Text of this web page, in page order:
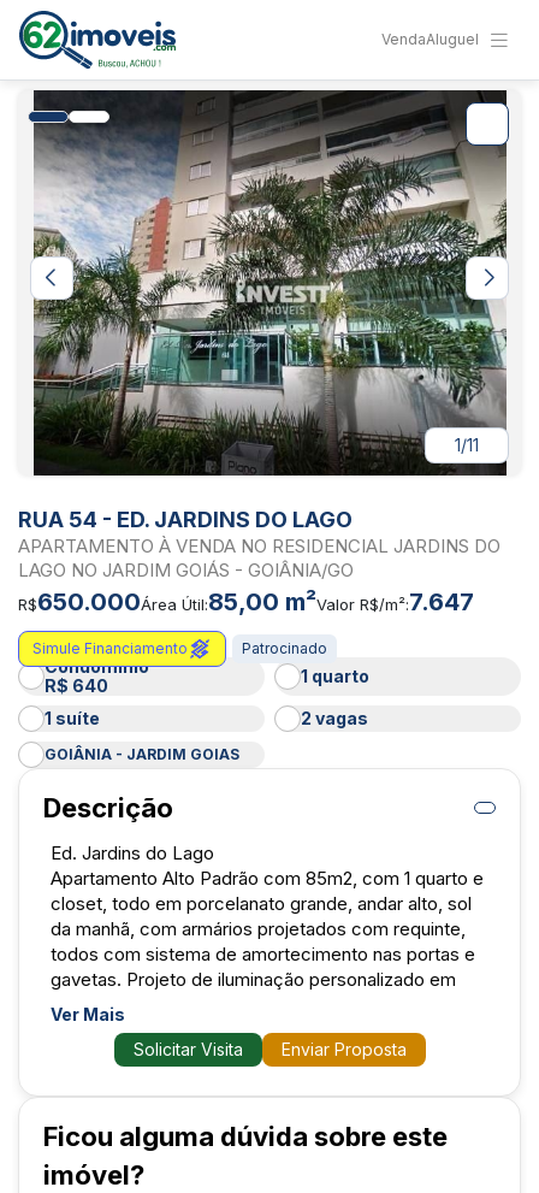
VendaAluguel
1/11
RUA 54 - ED. JARDINS DO LAGO
APARTAMENTO À VENDA NO RESIDENCIAL JARDINS DO
LAGO NO JARDIM GOIÁS - GOIÂNIA/GO
R$650.000Área Útil:85,00 m²Valor R$/m²:7.647
Patrocinado
Simule Financiamento
Condomínio
R$ 640
1 quarto
1 suíte 2 vagas
GOIÂNIA - JARDIM GOIAS
Descrição
Ed. Jardins do Lago
Apartamento Alto Padrão com 85m2, com 1 quarto e
closet, todo em porcelanato grande, andar alto, sol
da manhã, com armários projetados com requinte,
todos com sistema de amortecimento nas portas e
gavetas. Projeto de iluminação personalizado em
todos ambientes.
O apartamento era de 3 quartos, mas 1 quarto foi
ficou bem ampla e com 1 espaço de escritório.
Existe a possibilidade de se reverter o apto para 3
quartos novamente.
Ver Mais
Solicitar Visita
Enviar Proposta
Ficou alguma dúvida sobre este
imóvel?